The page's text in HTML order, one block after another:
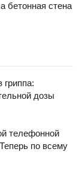
бетонная стена
гриппа:
дозы
телефонной
по всему